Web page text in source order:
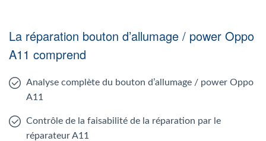
La réparation bouton d’allumage / power Oppo
A11 comprend
Analyse complète du bouton d’allumage / power Oppo
A11
Contrôle de la faisabilité de la réparation par le
réparateur A11